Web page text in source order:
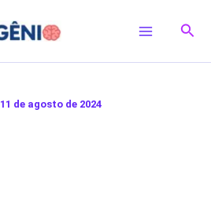
11 de agosto de 2024